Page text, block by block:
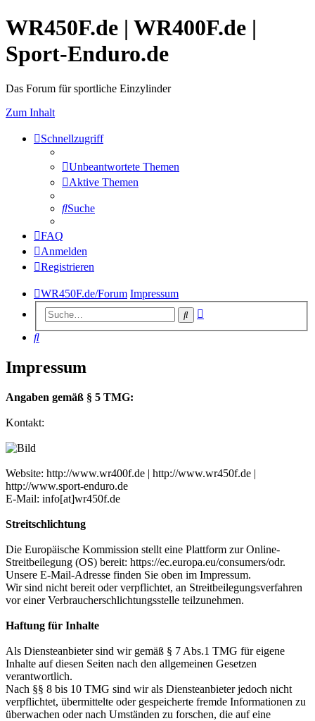
WR450F.de | WR400F.de |
Sport-Enduro.de
Das Forum für sportliche Einzylinder
Zum Inhalt
Schnellzugriff
Unbeantwortete Themen
Aktive Themen
Suche
FAQ
Anmelden
Registrieren
WR450F.de/Forum Impressum
Suche
Suche
Impressum
Angaben gemäß § 5 TMG:
Kontakt:
Website: http://www.wr400f.de | http://www.wr450f.de |
http://www.sport-enduro.de
E-Mail: info[at]wr450f.de
Streitschlichtung
Die Europäische Kommission stellt eine Plattform zur Online-
Streitbeilegung (OS) bereit: https://ec.europa.eu/consumers/odr.
Unsere E-Mail-Adresse finden Sie oben im Impressum.
Wir sind nicht bereit oder verpflichtet, an Streitbeilegungsverfahren
vor einer Verbraucherschlichtungsstelle teilzunehmen.
Haftung für Inhalte
Als Diensteanbieter sind wir gemäß § 7 Abs.1 TMG für eigene
Inhalte auf diesen Seiten nach den allgemeinen Gesetzen
verantwortlich.
Nach §§ 8 bis 10 TMG sind wir als Diensteanbieter jedoch nicht
verpflichtet, übermittelte oder gespeicherte fremde Informationen zu
überwachen oder nach Umständen zu forschen, die auf eine